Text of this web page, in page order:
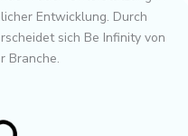
Entwicklung. Durch
sich Be Infinity von
Branche.